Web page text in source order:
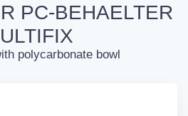
PC-BEHAELTER
polycarbonate bowl